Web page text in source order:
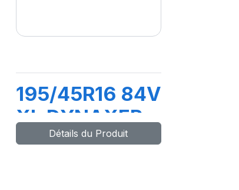
195/45R16 84V
XL DYNAXER
HP4Détails du Produit